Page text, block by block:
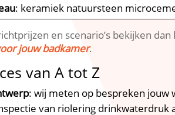
: keramiek natuursteen
en scenario’s bekijken
jouw badkamer.​
van A tot Z
: wij meten op bespreken jouw
van riolering drinkwaterdruk